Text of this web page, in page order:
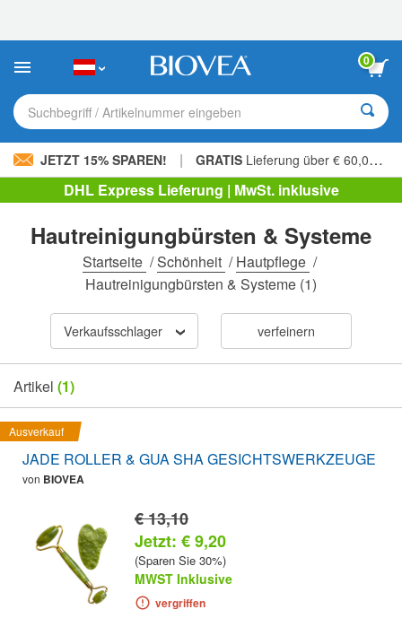
Sie:
Website
ein
Barrierefreiheitssystem.
0
Suchbegriff / Artikelnummer eingeben
JETZT 15% SPAREN! | GRATIS Lieferung über € 60,00 »
DHL Express Lieferung | MwSt. inklusive
Hautreinigungbürsten & Systeme
Startseite /Schönheit /Hautpflege /
Hautreinigungbürsten & Systeme (1)
Verkaufsschlager verfeinern
Artikel (1)
Ausverkauf
JADE ROLLER & GUA SHA GESICHTSWERKZEUGE
von BIOVEA
€ 13,10
Jetzt: € 9,20
(Sparen Sie 30%)
MWST Inklusive
vergriffen